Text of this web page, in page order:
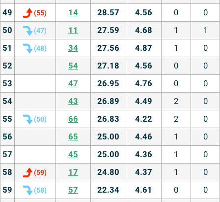
49
(55) 14 28.57 4.56 0
0
50
(47) 11 27.59 4.68 1
1
51
(48) 34 27.56 4.87 1
0
52
54 27.18 4.56 0
0
53
47 26.95 4.76 0
0
54
43 26.89 4.49 2
0
55
(50) 66 26.83 4.22 2
0
56
65 25.00 4.46 1
0
57
45 25.00 4.36 1
0
58
(59) 17 24.80 4.37 1
0
59
(58) 57 22.34 4.61 0 0